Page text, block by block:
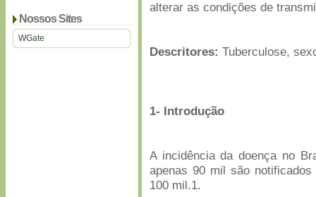
Nossos Sites
WGate
alterar as condições de
Descritores: Tuberculose,
1- Introdução
A incidência da doença no
apenas 90 mil são
100 mil.1.